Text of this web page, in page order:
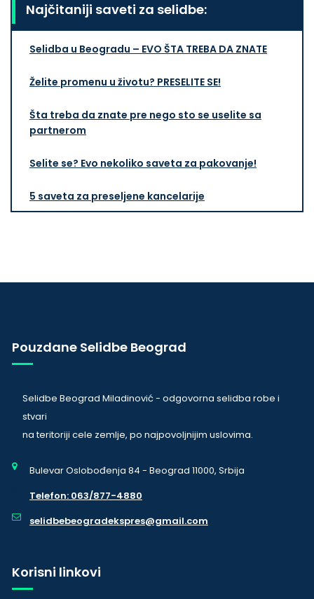
Najčitaniji saveti za selidbe:
Selidba u Beogradu – EVO ŠTA TREBA DA ZNATE
Želite promenu u životu? PRESELITE SE!
Šta treba da znate pre nego sto se uselite sa
partnerom
Selite se? Evo nekoliko saveta za pakovanje!
5 saveta za preseljene kancelarije
Pouzdane Selidbe Beograd
Selidbe Beograd Miladinović - odgovorna selidba robe i
stvari
na teritoriji cele zemlje, po najpovoljnijim uslovima.
Bulevar Oslobođenja 84 - Beograd 11000, Srbija
Telefon: 063/877-4880
selidbebeogradekspres@gmail.com
Korisni linkovi